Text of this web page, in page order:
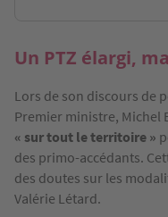
Un PTZ élargi,
Lors de son discours de
Premier ministre, Michel
« sur tout le territoire »
des primo-accédants.
des doutes sur les
Valérie Létard.